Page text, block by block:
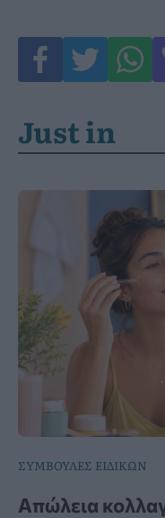
Just in
ΣΥΜΒΟΥΛΕΣ ΕΙΔΙΚΩΝ
Απώλεια